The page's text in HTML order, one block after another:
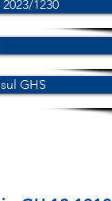
1230
GHS